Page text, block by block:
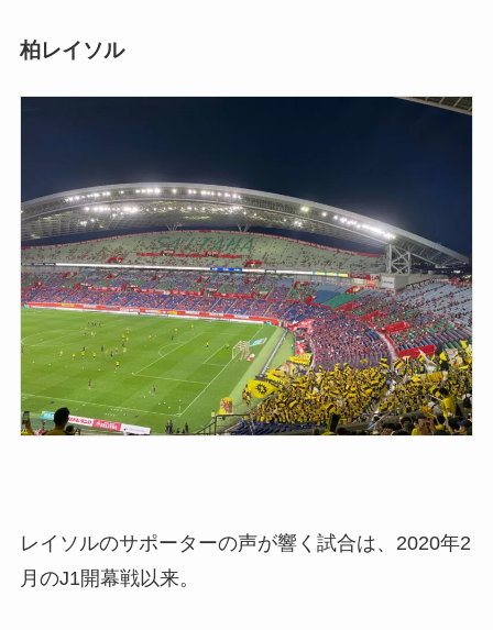
柏レイソル
レイソルのサポーターの声が響く試合は、2020年2
月のJ1開幕戦以来。